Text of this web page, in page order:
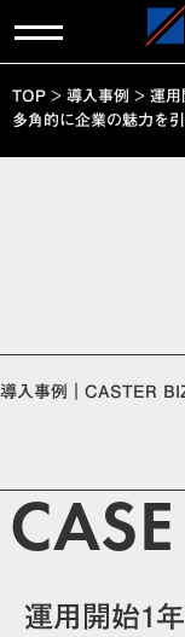
TOP > 導入事例 > 運用
多角的に企業の魅力を
導入事例｜CASTER
CASE
運用開始1